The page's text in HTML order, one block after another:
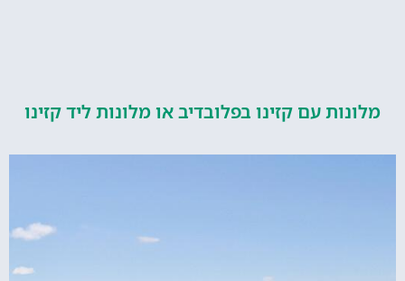
עם קזינו בפלובדיב או מלונות ליד קזינו